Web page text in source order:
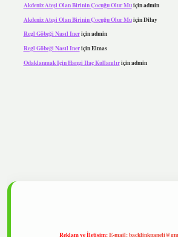
Akdeniz Ateşi Olan Birinin Çocuğu Olur Muiçinadmin
Akdeniz Ateşi Olan Birinin Çocuğu Olur MuiçinDilay
Regl Göbeği Nasıl Ineriçinadmin
Regl Göbeği Nasıl IneriçinElmas
Odaklanmak Için Hangi Ilaç Kullanılıriçinadmin
Reklam ve İletişim:E-mail: